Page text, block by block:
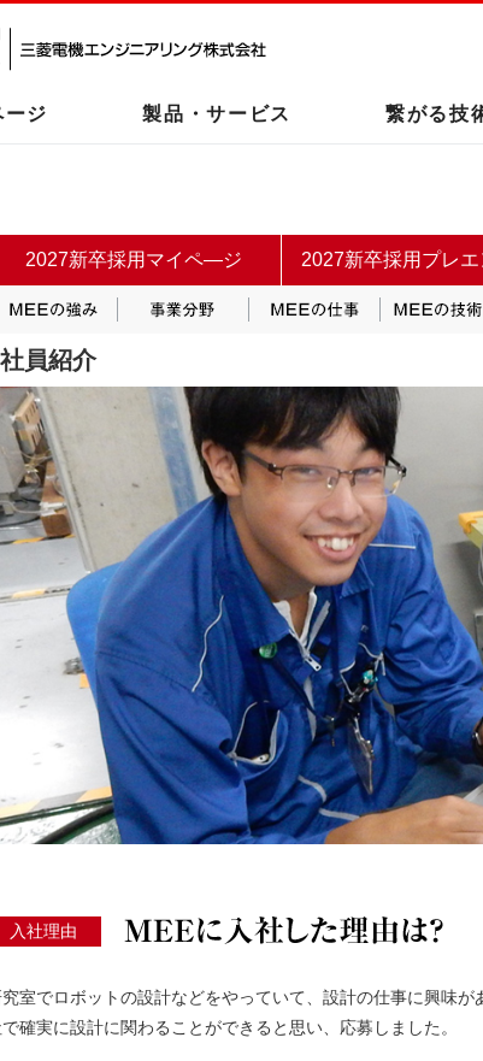
ージ 製品・サービス 繋がる技
2027新卒採用マイペ―ジ 2027新卒採用プレ
MEEの強み 事業分野 MEEの仕事
社員紹介
入社理由
室でロボットの設計などをやっていて、設計の仕事に興味が
確実に設計に関わることができると思い、応募しました。